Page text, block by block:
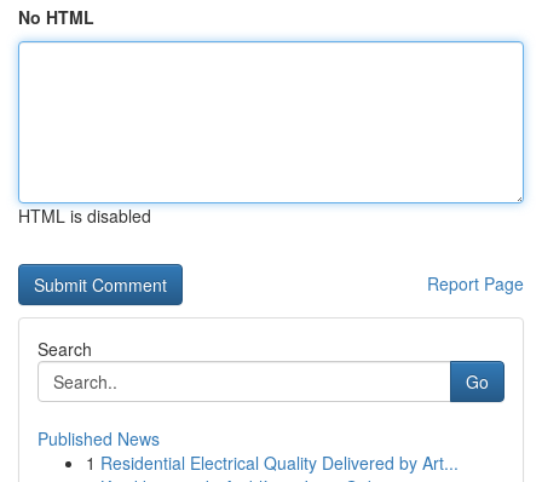
No HTML
HTML is disabled
Report Page
Search
Go
Published News
1 Residential Electrical Quality Delivered by Art...